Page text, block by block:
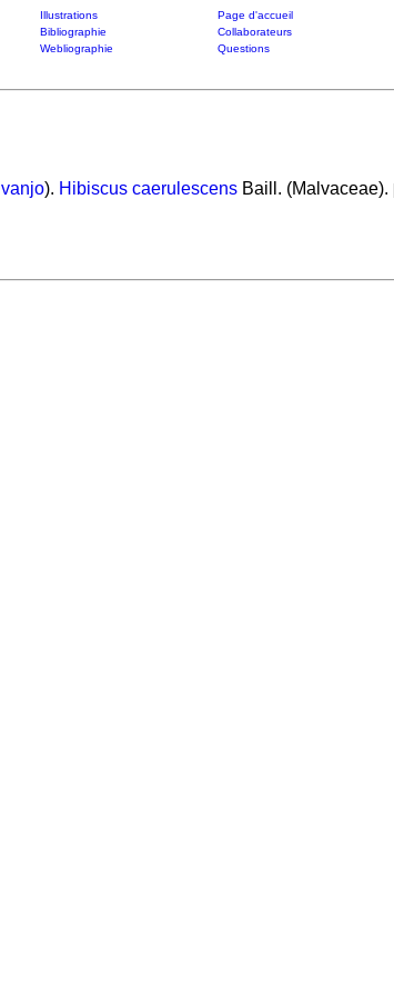
Illustrations
Page d'accueil
Bibliographie
Collaborateurs
Webliographie
Questions
vanjo). Hibiscus caerulescensBaill. (Malvaceae).